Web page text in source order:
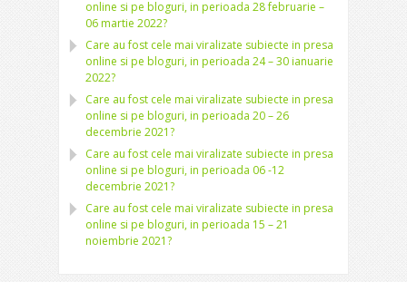
online si pe bloguri, in perioada 28 februarie –
06 martie 2022?
Care au fost cele mai viralizate subiecte in presa
online si pe bloguri, in perioada 24 – 30 ianuarie
2022?
Care au fost cele mai viralizate subiecte in presa
online si pe bloguri, in perioada 20 – 26
decembrie 2021?
Care au fost cele mai viralizate subiecte in presa
online si pe bloguri, in perioada 06 -12
decembrie 2021?
Care au fost cele mai viralizate subiecte in presa
online si pe bloguri, in perioada 15 – 21
noiembrie 2021?